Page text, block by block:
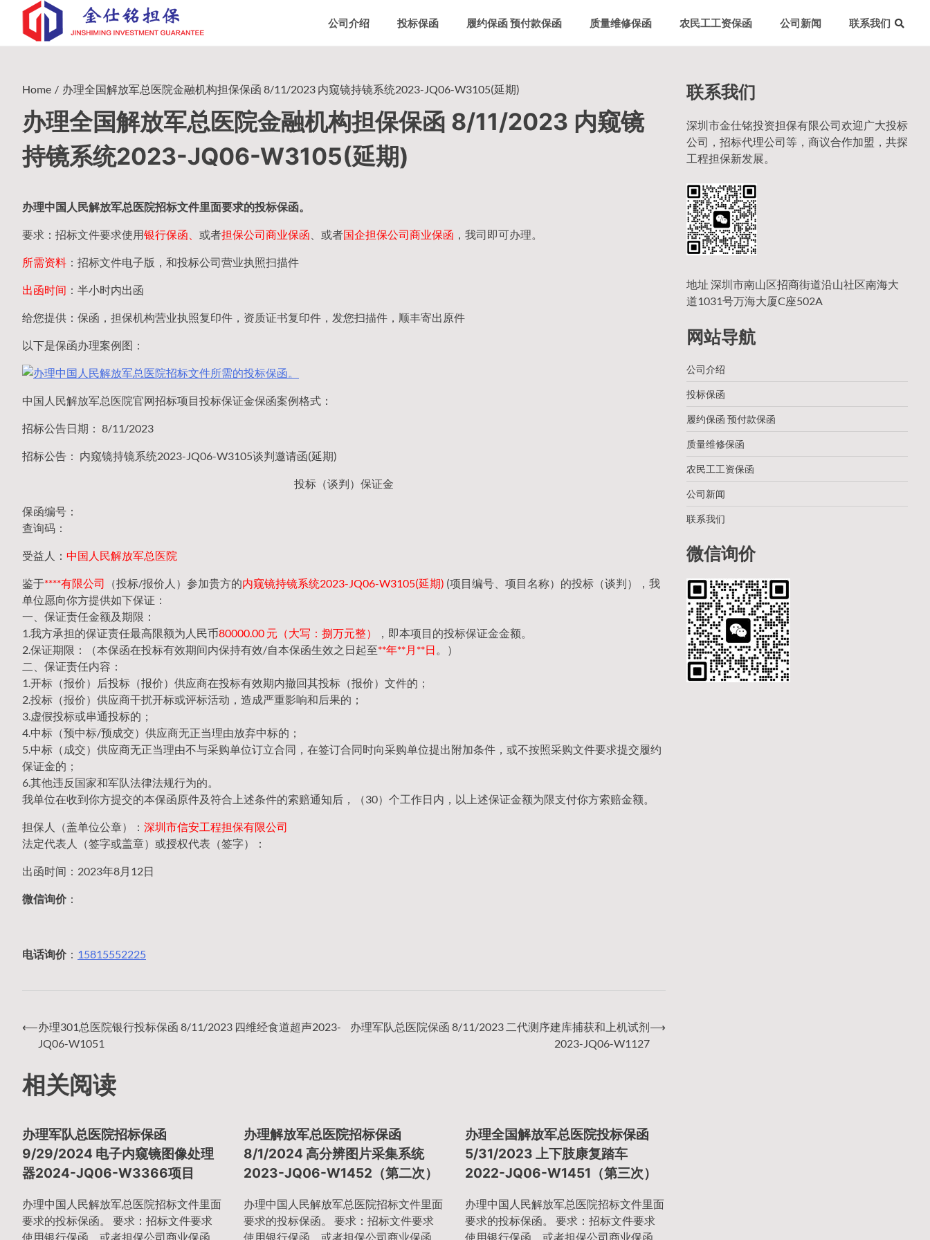
content
公司介绍 投标保函 履约保函 预付款保函 质量维修保函 农民工工资保函 公司新闻 联系我们
Home 办理全国解放军总医院金融机构担保保函 8/11/2023 内窥镜持镜系统2023-JQ06-W3105(延期)
办理全国解放军总医院金融机构担保保函 8/11/2023 内窥镜
持镜系统2023-JQ06-W3105(延期)
办理中国人民解放军总医院招标文件里面要求的投标保函。
要求：招标文件要求使用银行保函、 或者担保公司商业保函 、或者国企担保公司商业保函 ，我司即可办理。
所需资料 ：招标文件电子版，和投标公司营业执照扫描件
出函时间 ：半小时内出函
给您提供：保函，担保机构营业执照复印件，资质证书复印件，发您扫描件，顺丰寄出原件
以下是保函办理案例图：
中国人民解放军总医院官网招标项目投标保证金保函案例格式：
招标公告日期： 8/11/2023
招标公告： 内窥镜持镜系统2023-JQ06-W3105谈判邀请函(延期)
投标（谈判）保证金
保函编号：
查询码：
受益人： 中国人民解放军总医院
鉴于****有限公司 （投标/报价人）参加贵方的内窥镜持镜系统2023-JQ06-W3105(延期) (项目编号、项目名称）的投标（谈判），我
单位愿向你方提供如下保证：
一、保证责任金额及期限：
1.我方承担的保证责任最高限额为人民币80000.00 元（大写：捌万元整）
，即本项目的投标保证金金额。
2.保证期限：（本保函在投标有效期间内保持有效/自本保函生效之日起至**年**月**日 。）
二、保证责任内容：
1.开标（报价）后投标（报价）供应商在投标有效期内撤回其投标（报价）文件的；
2.投标（报价）供应商干扰开标或评标活动，造成严重影响和后果的；
3.虚假投标或串通投标的；
4.中标（预中标/预成交）供应商无正当理由放弃中标的；
5.中标（成交）供应商无正当理由不与采购单位订立合同，在签订合同时向采购单位提出附加条件，或不按照采购文件要求提交履约
保证金的；
6.其他违反国家和军队法律法规行为的。
我单位在收到你方提交的本保函原件及符合上述条件的索赔通知后，（30）个工作日内，以上述保证金额为限支付你方索赔金额。
担保人（盖单位公章）： 深圳市信安工程担保有限公司
法定代表人（签字或盖章）或授权代表（签字）：
出函时间：2023年8月12日
微信询价：
电话询价： 15815552225
文
章
导
航
⟵办理301总医院银行投标保函 8/11/2023 四维经食道超声2023-
JQ06-W1051
办理军队总医院保函 8/11/2023 二代测序建库捕获和上机试剂
2023-JQ06-W1127
⟶
相关阅读
办理军队总医院招标保函
9/29/2024 电子内窥镜图像处理
器2024-JQ06-W3366项目
办理中国人民解放军总医院招标文件里面
要求的投标保函。 要求：招标文件要求
使用银行保函、或者担保公司商业保函、
办理解放军总医院招标保函
8/1/2024 高分辨图片采集系统
2023-JQ06-W1452（第二次）
办理中国人民解放军总医院招标文件里面
要求的投标保函。 要求：招标文件要求
使用银行保函、或者担保公司商业保函、
办理全国解放军总医院投标保函
5/31/2023 上下肢康复踏车
2022-JQ06-W1451（第三次）
办理中国人民解放军总医院招标文件里面
要求的投标保函。 要求：招标文件要求
使用银行保函、或者担保公司商业保函、
联系我们
深圳市金仕铭投资担保有限公司欢迎广大投标
公司，招标代理公司等，商议合作加盟，共探
工程担保新发展。
地址 深圳市南山区招商街道沿山社区南海大
道1031号万海大厦C座502A
网站导航
公司介绍
投标保函
履约保函 预付款保函
质量维修保函
农民工工资保函
公司新闻
联系我们
微信询价